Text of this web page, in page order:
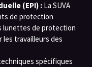
(EPI) :La SUVA
de protection
lunettes de protection
travailleurs des
spécifiques